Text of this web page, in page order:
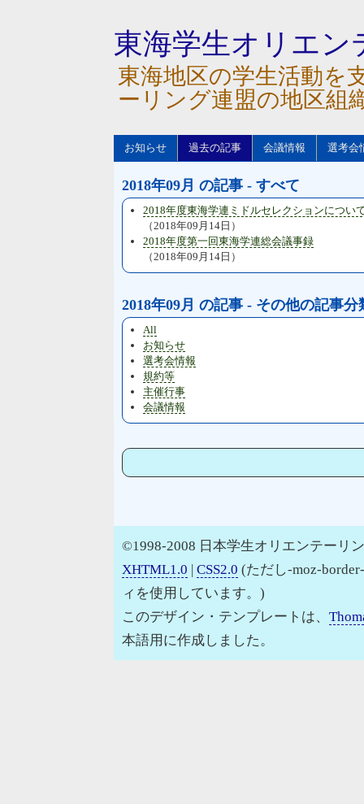
東海学生オリエン
東海地区の学生活動を
ーリング連盟の地区組
お知らせ 過去の記事 会議情報 選考会
2018年09月 の記事 - すべて
2018年度東海学連ミドルセレクションについ
（2018年09月14日）
2018年度第一回東海学連総会議事録
（2018年09月14日）
2018年09月 の記事 - その他の記事分
All
お知らせ
選考会情報
規約等
主催行事
会議情報
©1998-2008 日本学生オリエンテーリ
XHTML1.0 | CSS2.0 (ただし-moz-
ィを使用しています。)
このデザイン・テンプレートは、
本語用に作成しました。